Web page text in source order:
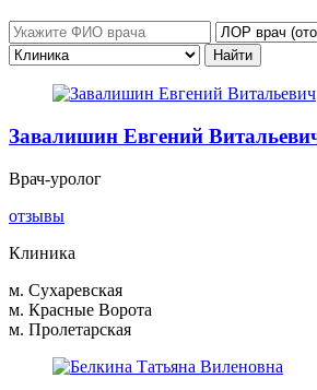
Завалишин Евгений
Врач-уролог
отзывы
Клиника
м. Сухаревская
м. Красные Ворота
м. Пролетарская